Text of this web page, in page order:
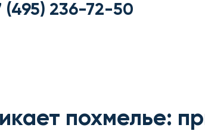
(495) 236-72-50
похмелье: